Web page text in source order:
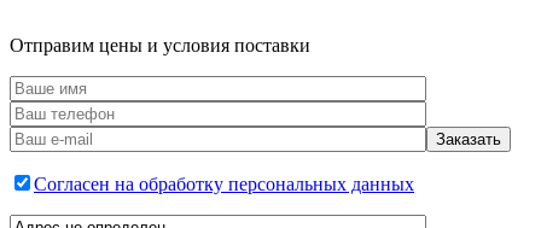
Отправим цены и условия поставки
Согласен на обработку персональных данных